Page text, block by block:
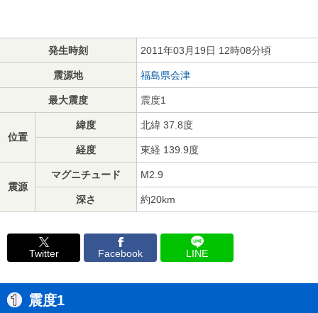
発生時刻 2011年03月19日 12時08分頃
震源地 福島県会津
最大震度 震度1
位置
緯度 北緯 37.8度
経度 東経 139.9度
震源
マグニチュード M2.9
深さ 約20km
Twitter Facebook LINE
震度1